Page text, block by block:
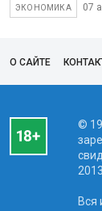
ЭКОНОМИКА 07
О САЙТЕ
©
Вся